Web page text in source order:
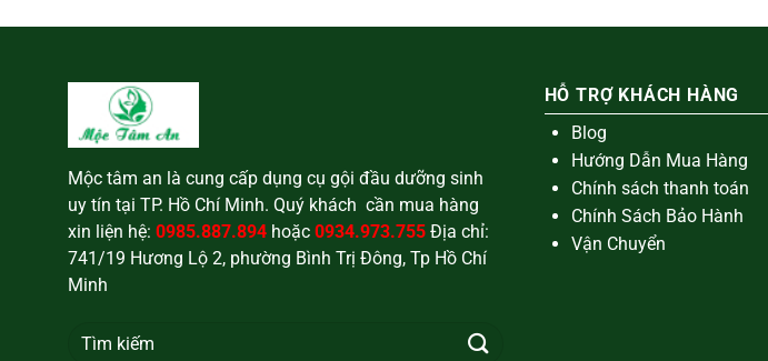
Mộc tâm an là cung cấp dụng cụ gội đầu dưỡng sinh
uy tín tại TP. Hồ Chí Minh. Quý khách cần mua hàng
xin liện hệ: 0985.887.894hoặc 0934.973.755Địa chỉ:
741/19 Hương Lộ 2, phường Bình Trị Đông, Tp Hồ Chí
Minh
Tìm
HỖ TRỢ KHÁCH HÀNG
Blog
Hướng Dẫn Mua Hàng
Chính sách thanh toán
Chính Sách Bảo Hành
Vận Chuyển